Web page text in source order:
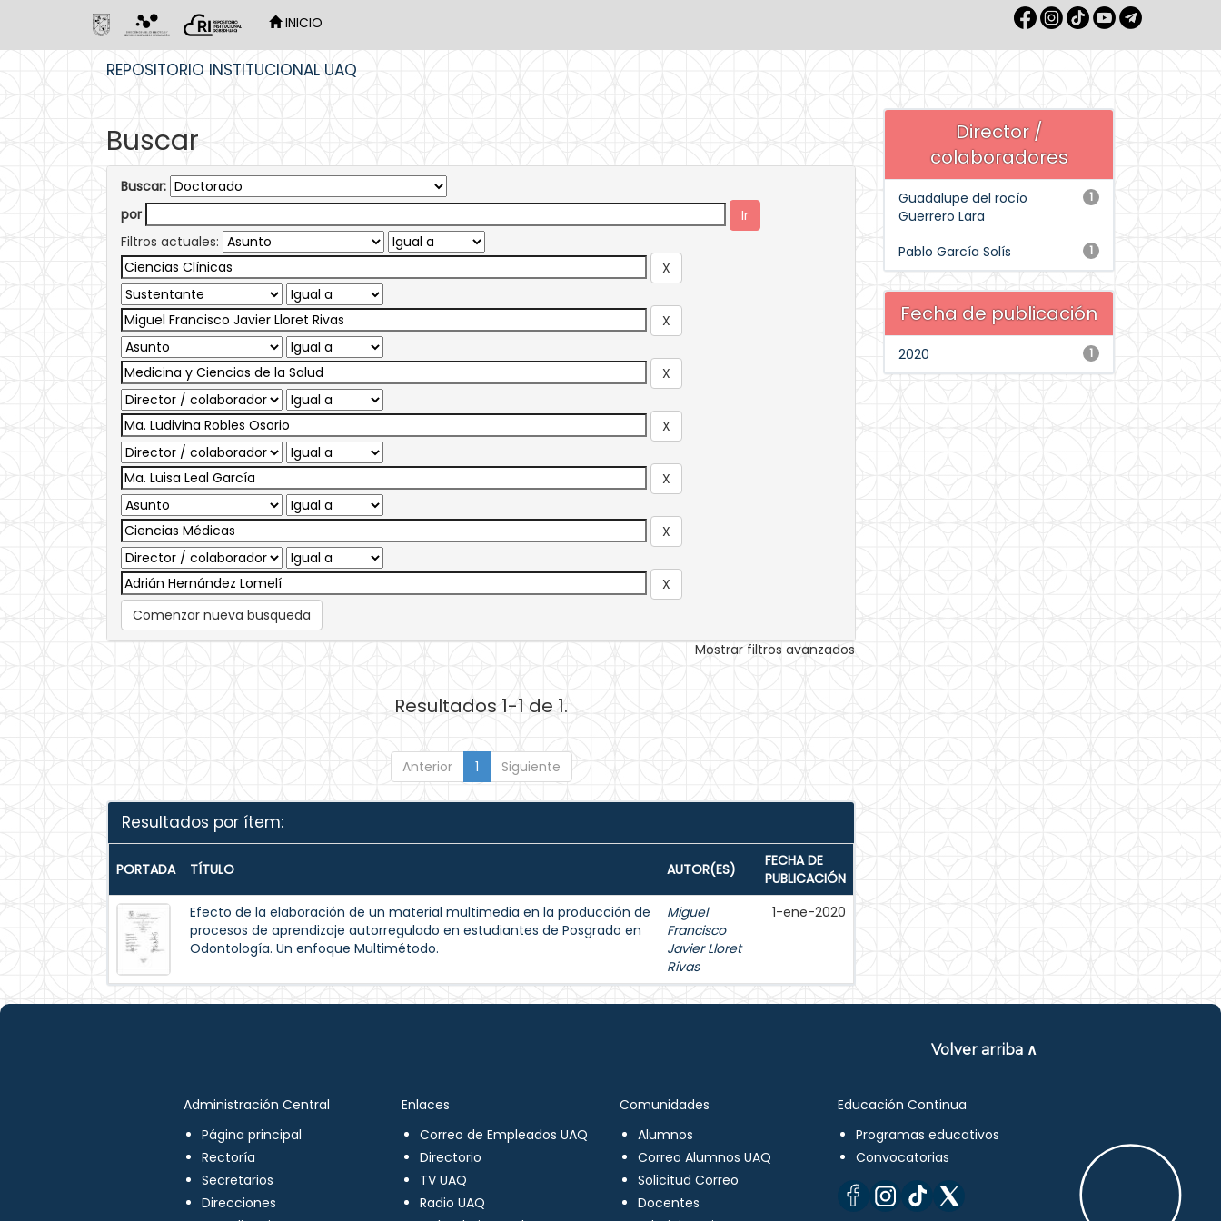
INICIO
REPOSITORIO INSTITUCIONAL UAQ
Buscar
Buscar:
por
Filtros actuales:
Comenzar nueva busqueda
Mostrar filtros avanzados
Resultados 1-1 de 1.
Anterior 1 Siguiente
Resultados por ítem:
PORTADA TÍTULO AUTOR(ES)
FECHA DE
PUBLICACIÓN
Efecto de la elaboración de un material multimedia en la producción de
procesos de aprendizaje autorregulado en estudiantes de Posgrado en
Odontología. Un enfoque Multimétodo.
Miguel
Francisco
Javier Lloret
Rivas
1-ene-2020
Director /
colaboradores
1
Guadalupe del rocío
Guerrero Lara
1
Pablo García Solís
Fecha de publicación
1
2020
Volver arriba ∧
Administración Central
Página principal
Rectoría
Secretarios
Direcciones
Enlaces
Correo de Empleados UAQ
Directorio
TV UAQ
Radio UAQ
Comunidades
Alumnos
Correo Alumnos UAQ
Solicitud Correo
Docentes
Educación Continua
Programas educativos
Convocatorias